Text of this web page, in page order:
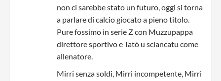
non ci sarebbe stato un futuro, oggi si torna
a parlare di calcio giocato a pieno titolo.
Pure fossimo in serie Z con Muzzupappa
direttore sportivo e Tatò u sciancatu come
allenatore.
Mirri senza soldi, Mirri incompetente, Mirri